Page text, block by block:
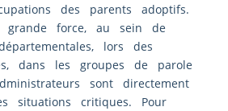
des parents adoptifs.
grande force, au sein de
lors des
dans les groupes de parole
sont directement
situations critiques. Pour